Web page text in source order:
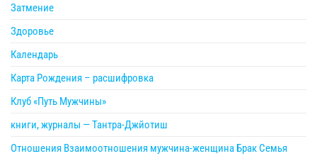
Затмение
Здоровье
Календарь
Карта Рождения – расшифровка
Клуб «Путь Мужчины»
книги, журналы — Тантра-Джйотиш
Отношения Взаимоотношения мужчина-женщина Брак Семья